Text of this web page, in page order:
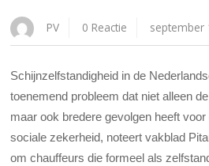
PV 0 Reactie september
Schijnzelfstandigheid in de
toenemend probleem dat niet alleen
maar ook bredere gevolgen heeft
sociale zekerheid, noteert vakblad
om chauffeurs die formeel als